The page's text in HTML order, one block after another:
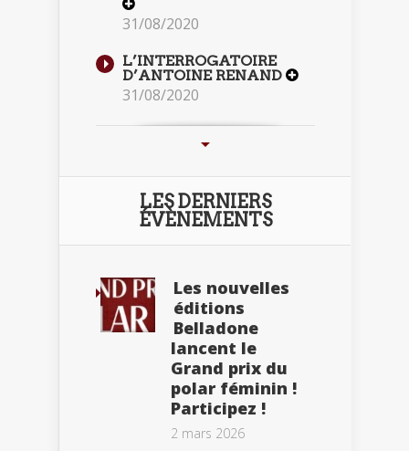
31/08/2020
L’INTERROGATOIRE
D’ANTOINE RENAND
31/08/2020
LES DERNIERS
ÉVÈNEMENTS
Les nouvelles
éditions
Belladone
lancent le
Grand prix du
polar féminin !
Participez !
2 mars 2026